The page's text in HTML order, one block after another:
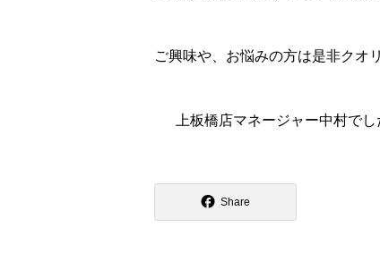
ご興味や、お悩みの方は是非クオ
上板橋店マネージャー中村でし
Share